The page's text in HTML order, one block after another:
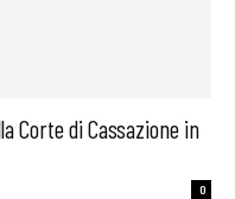
Corte di Cassazione in
0